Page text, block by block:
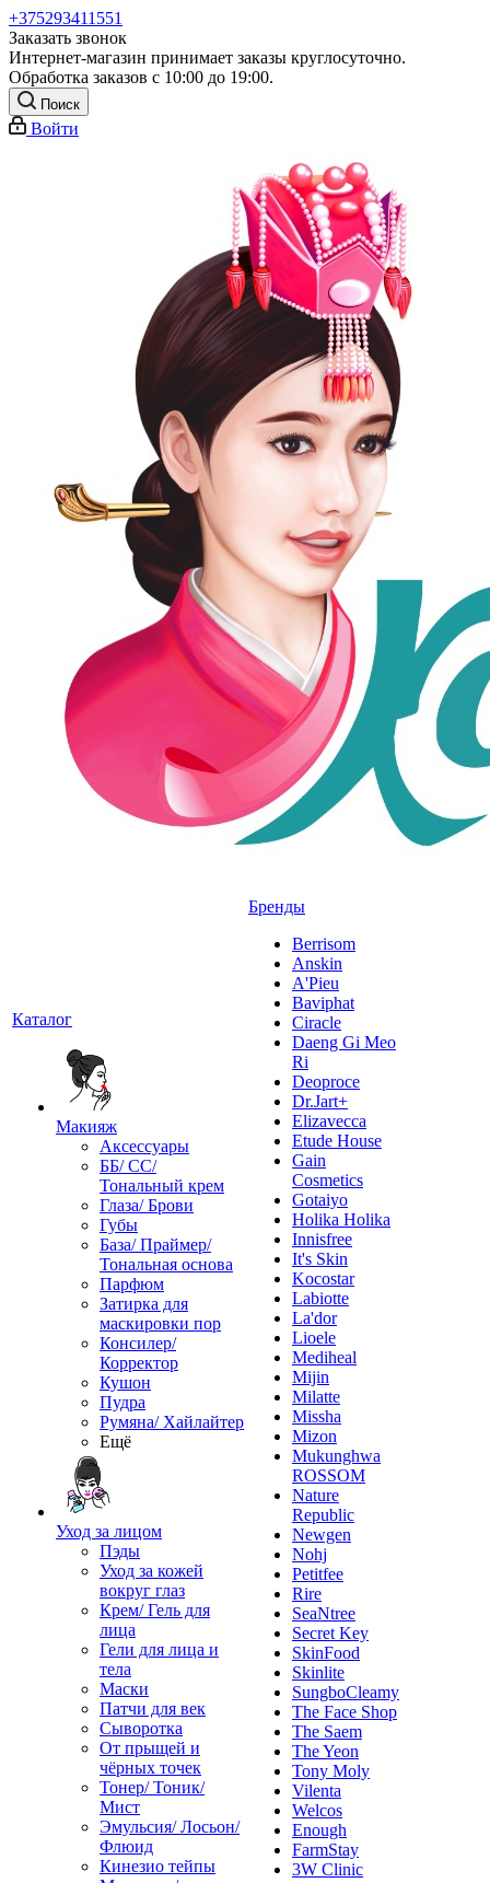
+375293411551
Заказать звонок
Интернет-магазин принимает заказы круглосуточно.
Обработка заказов с 10:00 до 19:00.
Поиск
Войти
Каталог
Макияж
Аксессуары
ББ/ СС/
Тональный крем
Глаза/ Брови
Губы
База/ Праймер/
Тональная основа
Парфюм
Затирка для
маскировки пор
Консилер/
Корректор
Кушон
Пудра
Румяна/ Хайлайтер
Ещё
Уход за лицом
Пэды
Уход за кожей
вокруг глаз
Крем/ Гель для
лица
Гели для лица и
тела
Маски
Патчи для век
Сыворотка
От прыщей и
чёрных точек
Тонер/ Тоник/
Мист
Эмульсия/ Лосьон/
Флюид
Кинезио тейпы
Бренды
Berrisom
Anskin
A'Pieu
Baviphat
Ciracle
Daeng Gi Meo
Ri
Deoproce
Dr.Jart+
Elizavecca
Etude House
Gain
Cosmetics
Gotaiyo
Holika Holika
Innisfree
It's Skin
Kocostar
Labiotte
La'dor
Lioele
Mediheal
Mijin
Milatte
Missha
Mizon
Mukunghwa
ROSSOM
Nature
Republic
Newgen
Nohj
Petitfee
Rire
SeaNtree
Secret Key
SkinFood
Skinlite
SungboCleamy
The Face Shop
The Saem
The Yeon
Tony Moly
Vilenta
Welcos
Enough
FarmStay
3W Clinic